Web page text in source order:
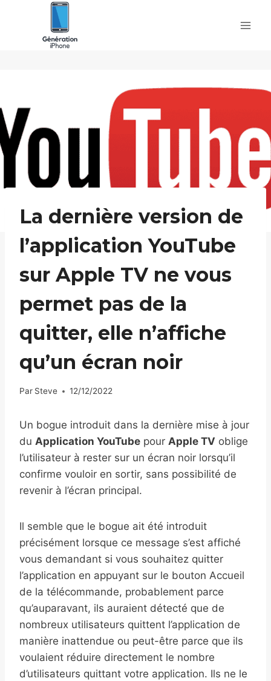
La dernière version de
l’application YouTube
sur Apple TV ne vous
permet pas de la
quitter, elle n’affiche
qu’un écran noir
Par Steve 12/12/2022
Un bogue introduit dans la dernière mise à jour
du Application YouTube pour Apple TV oblige
l’utilisateur à rester sur un écran noir lorsqu’il
confirme vouloir en sortir, sans possibilité de
revenir à l’écran principal.
Il semble que le bogue ait été introduit
précisément lorsque ce message s’est affiché
vous demandant si vous souhaitez quitter
l’application en appuyant sur le bouton Accueil
de la télécommande, probablement parce
qu’auparavant, ils auraient détecté que de
nombreux utilisateurs quittent l’application de
manière inattendue ou peut-être parce que ils
voulaient réduire directement le nombre
d’utilisateurs quittant votre application. Ils ne le